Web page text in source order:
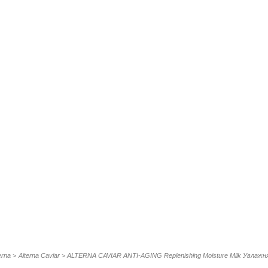
> Alterna Caviar > ALTERNA CAVIAR ANTI-AGING Replenishing Moisture Milk